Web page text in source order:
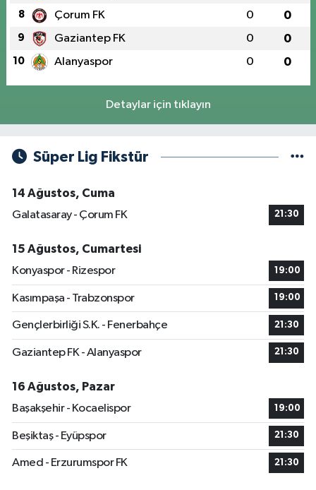
8 Çorum FK 0 0
9 Gaziantep FK 0 0
10 Alanyaspor 0 0
Detaylar için tıklayın
Süper Lig Fikstür
14 Ağustos, Cuma
Galatasaray - Çorum FK
21:30
15 Ağustos, Cumartesi
Konyaspor - Rizespor
19:00
Kasımpaşa - Trabzonspor 19:00
Gençlerbirliği S.K. - Fenerbahçe 21:30
Gaziantep FK - Alanyaspor 21:30
16 Ağustos, Pazar
Başakşehir - Kocaelispor
19:00
Beşiktaş - Eyüpspor 21:30
Amed - Erzurumspor FK 21:30